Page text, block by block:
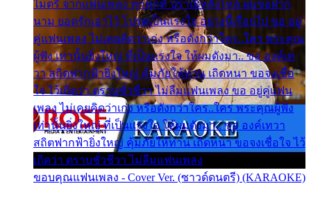
ไมตรี จากแฟนเพลง ทุกทุกที่ ปราณีหลั่งไหล ผมขอฝาก
นาม ยอดรักเอาไว้ โปรดเป็นแรงใจ อย่างนี้เรื่อยไป ขอ อยู่
คู่แฟนเพลง ไม่เคยคิดว่าเก่ง หรือดังกว่าใคร..ใคร พระคุณ
ผู้ฟัง เท่านั้นยิ่งใหญ่ ที่เป็นแรงใจ ให้ผมดังมา.. ขอ องค์เท
วา สถิตฟากฟ้ายิ่งใหญ่ คุ้มภัยให้ท่าน เถิดหนา ขอจงเชื่อ
ใจ ไว้เถิดว่า ตราบชั่วชีวา ไม่ลืมแฟนเพลง ขอ อยู่คู่แฟน
เพลง ไม่เคยคิดว่าเก่ง หรือดังกว่าใคร..ใคร พระคุณผู้ฟัง
เท่านั้นยิ่งใหญ่ ที่เป็นแรงใจ ให้ผมดังมา.. ขอ องค์เทวา
สถิตฟากฟ้ายิ่งใหญ่ คุ้มภัยให้ท่าน เถิดหนา ขอจงเชื่อใจ ไว้
เถิดว่า ตราบชั่วชีวา ไม่ลืมแฟนเพลง
ขอบคุณแฟนเพลง - Cover Ver. (ซาวด์ดนตรี) (KARAOKE)